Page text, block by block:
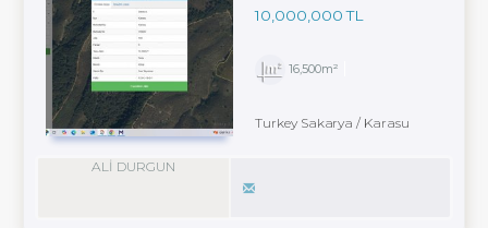
10,000,000 TL
16,500m²
Turkey Sakarya / Karasu
ALİ DURGUN